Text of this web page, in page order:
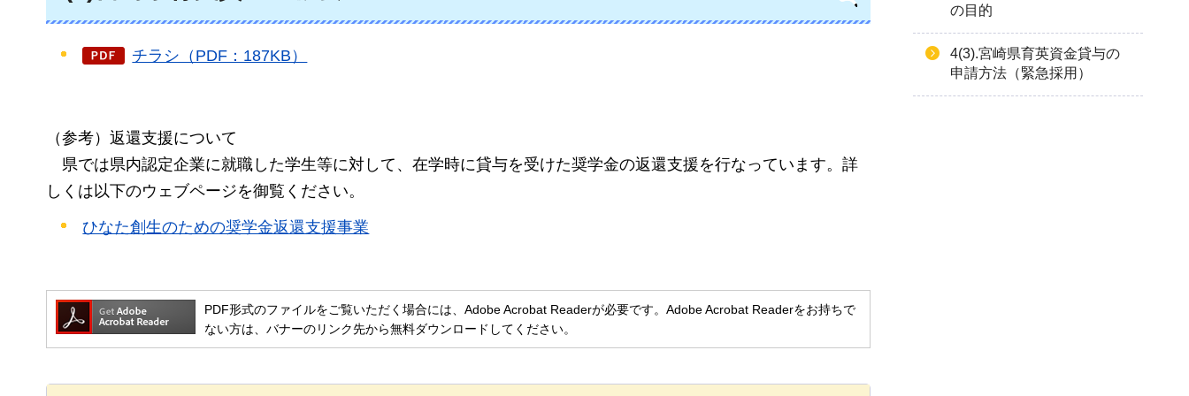
チラシ（PDF：187KB）
（参考）返還支援について
県では県内認定企業に就職した学生等に対して、在学時に貸与を受けた奨学金の返還支援を行なっています。詳
しくは以下のウェブページを御覧ください。
ひなた創生のための奨学金返還支援事業
PDF形式のファイルをご覧いただく場合には、Adobe Acrobat Readerが必要です。Adobe Acrobat Readerをお持ちで
ない方は、バナーのリンク先から無料ダウンロードしてください。
の目的
4(3).宮崎県育英資金貸与の
申請方法（緊急採用）